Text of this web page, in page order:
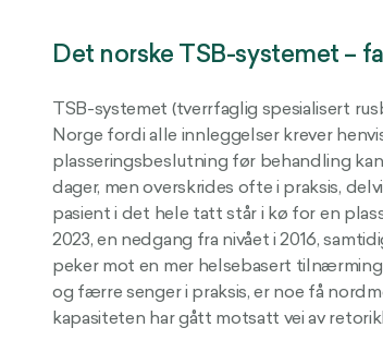
Det norske TSB-systemet –
TSB-systemet (tverrfaglig spesialisert
Norge fordi alle innleggelser krever
plasseringsbeslutning før behandling
dager, men overskrides ofte i praksis,
pasient i det hele tatt står i kø for en
2023, en nedgang fra nivået i 2016,
peker mot en mer helsebasert
og færre senger i praksis, er noe få
kapasiteten har gått motsatt vei av